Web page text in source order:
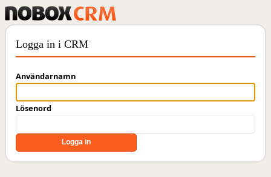
Logga in i CRM
Användarnamn
Lösenord